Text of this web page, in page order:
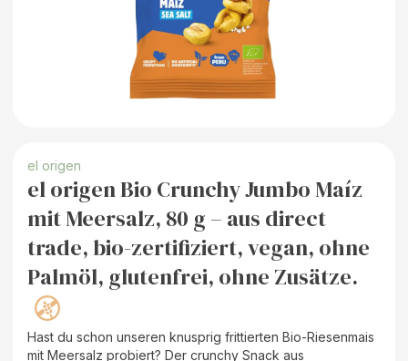
el origen
el origen Bio Crunchy Jumbo Maíz
mit Meersalz, 80 g – aus direct
trade, bio-zertifiziert, vegan, ohne
Palmöl, glutenfrei, ohne Zusätze.
Hast du schon unseren knusprig frittierten Bio-Riesenmais
mit Meersalz probiert? Der crunchy Snack aus